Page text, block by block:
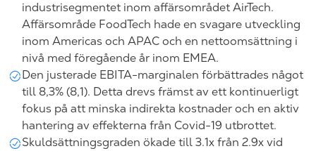
industrisegmentet inom affärsområdet AirTech.
Affärsområde FoodTech hade en svagare utveckling
inom Americas och APAC och en nettoomsättning i
nivå med föregående år inom EMEA.
Den justerade EBITA-marginalen förbättrades något
till 8,3% (8,1). Detta drevs främst av ett kontinuerligt
fokus på att minska indirekta kostnader och en aktiv
hantering av effekterna från Covid-19 utbrottet.
Skuldsättningsgraden ökade till 3.1x från 2.9x vid